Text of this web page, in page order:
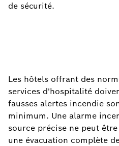
de sécurité.
Les hôtels offrant des
services d'hospitalité
fausses alertes incendie
minimum. Une alarme
source précise ne peut
une évacuation complète